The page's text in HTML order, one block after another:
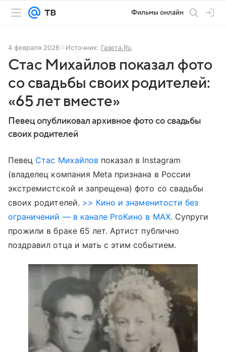
Фильмы онлайн
4 февраля 2026 Источник: Газета.Ru
Стас Михайлов показал фото
со свадьбы своих родителей:
«65 лет вместе»
Певец опубликовал архивное фото со свадьбы
своих родителей
Певец Стас Михайловпоказал в Instagram
(владелец компания Meta признана в России
экстремистской и запрещена) фото со свадьбы
своих родителей. >> Кино и знаменитости без
ограничений — в канале ProКино в MAX. Супруги
прожили в браке 65 лет. Артист публично
поздравил отца и мать с этим событием.